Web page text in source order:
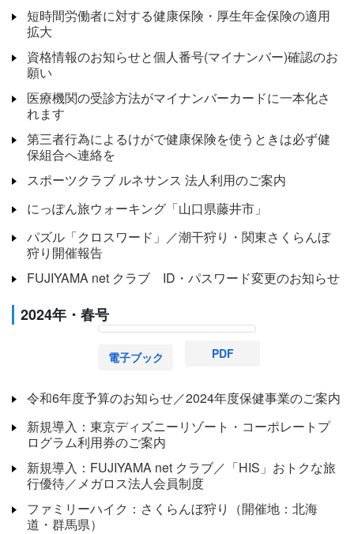
短時間労働者に対する健康保険・厚生年金保険の適用
拡大
資格情報のお知らせと個人番号(マイナンバー)確認のお
願い
医療機関の受診方法がマイナンバーカードに一本化さ
れます
第三者行為によるけがで健康保険を使うときは必ず健
保組合へ連絡を
スポーツクラブ ルネサンス 法人利用のご案内
にっぽん旅ウォーキング「山口県藤井市」
パズル「クロスワード」／潮干狩り・関東さくらんぼ
狩り開催報告
FUJIYAMA net クラブ ID・パスワード変更のお知らせ
2024年・春号
電子ブック PDF
令和6年度予算のお知らせ／2024年度保健事業のご案内
新規導入：東京ディズニーリゾート・コーポレートプ
ログラム利用券のご案内
新規導入：FUJIYAMA net クラブ／「HIS」おトクな旅
行優待／メガロス法人会員制度
ファミリーハイク：さくらんぼ狩り（開催地：北海
道・群馬県）